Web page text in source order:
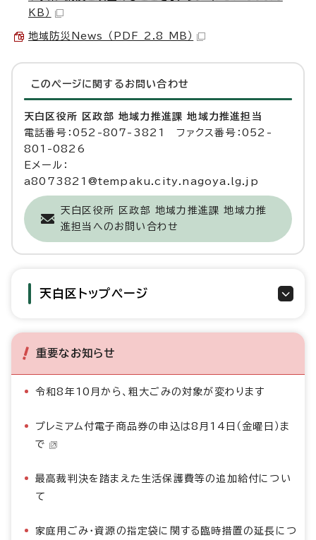
KB）
地域防災News （PDF 2.8 MB）
このページに関する お問い合わせ
天白区役所 区政部 地域力推進課 地域力推進担当
電話番号：052-807-3821 ファクス番号：052-
801-0826
Eメール：
a8073821@tempaku.city.nagoya.lg.jp
天白区役所 区政部 地域力推進課 地域力推
進担当へのお問い合わせ
天白区トップページ
重要なお知らせ
令和8年10月から、粗大ごみの対象が変わります
プレミアム付電子商品券の申込は8月14日（金曜日）ま
で
最高裁判決を踏まえた生活保護費等の追加給付につい
て
家庭用ごみ・資源の指定袋に関する臨時措置の延長につ